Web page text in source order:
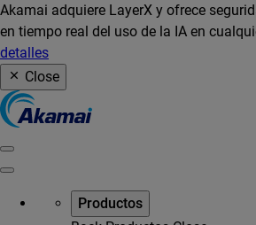
Akamai adquiere LayerX y ofrece
en tiempo real del uso de la IA en
detalles
Close
Productos